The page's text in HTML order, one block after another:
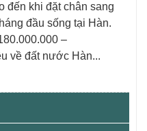
đến khi đặt chân sang
đầu sống tại Hàn.
–
về đất nước Hàn...